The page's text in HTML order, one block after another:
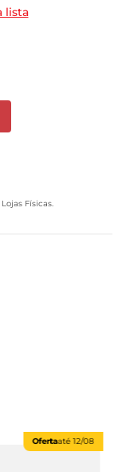
lista
Físicas.
Ofertaaté12/08